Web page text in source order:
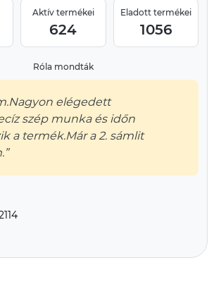
Aktív termékei
624
Eladott termékei
1056
Róla mondták
elégedett
szép munka és időn
a termék.Már a 2. sámlit